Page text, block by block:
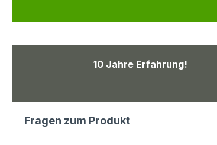
10 Jahre Erfahrung!
Fragen zum Produkt